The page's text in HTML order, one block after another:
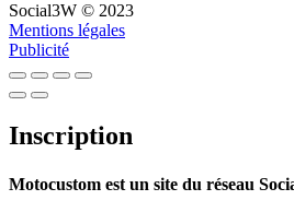
Social3W © 2023
Mentions légales
Publicité
Inscription
Motocustom est un site du réseau